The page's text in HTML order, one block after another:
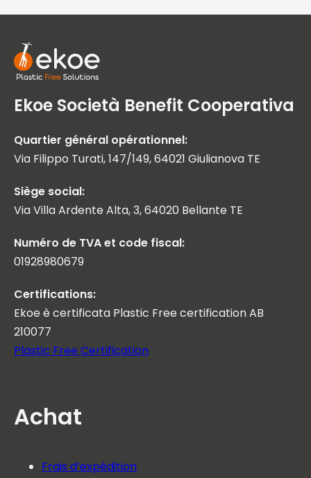
Ekoe Società Benefit Cooperativa
Quartier général opérationnel:
Via Filippo Turati, 147/149, 64021 Giulianova TE
Siège social:
Via Villa Ardente Alta, 3, 64020 Bellante TE
Numéro de TVA et code fiscal:
01928980679
Certifications:
Ekoe è certificata Plastic Free certification AB
210077
Plastic Free Certification
Achat
Frais d’expédition